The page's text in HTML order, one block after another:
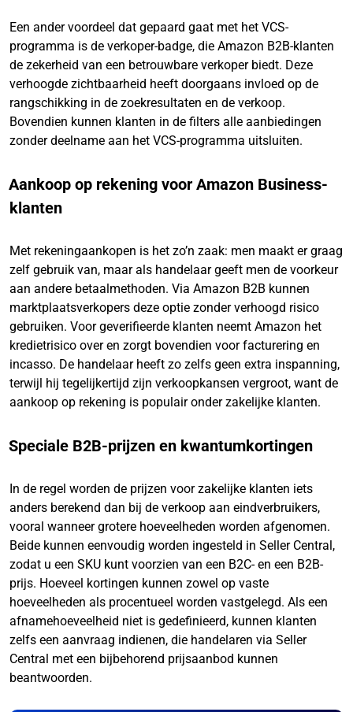
Een ander voordeel dat gepaard gaat met het VCS-
programma is de verkoper-badge, die Amazon B2B-klanten
de zekerheid van een betrouwbare verkoper biedt. Deze
verhoogde zichtbaarheid heeft doorgaans invloed op de
rangschikking in de zoekresultaten en de verkoop.
Bovendien kunnen klanten in de filters alle aanbiedingen
zonder deelname aan het VCS-programma uitsluiten.
Aankoop op rekening voor Amazon Business-
klanten
Met rekeningaankopen is het zo’n zaak: men maakt er graag
zelf gebruik van, maar als handelaar geeft men de voorkeur
aan andere betaalmethoden. Via Amazon B2B kunnen
marktplaatsverkopers deze optie zonder verhoogd risico
gebruiken. Voor geverifieerde klanten neemt Amazon het
kredietrisico over en zorgt bovendien voor facturering en
incasso. De handelaar heeft zo zelfs geen extra inspanning,
terwijl hij tegelijkertijd zijn verkoopkansen vergroot, want de
aankoop op rekening is populair onder zakelijke klanten.
Speciale B2B-prijzen en kwantumkortingen
In de regel worden de prijzen voor zakelijke klanten iets
anders berekend dan bij de verkoop aan eindverbruikers,
vooral wanneer grotere hoeveelheden worden afgenomen.
Beide kunnen eenvoudig worden ingesteld in Seller Central,
zodat u een SKU kunt voorzien van een B2C- en een B2B-
prijs. Hoeveel kortingen kunnen zowel op vaste
hoeveelheden als procentueel worden vastgelegd. Als een
afnamehoeveelheid niet is gedefinieerd, kunnen klanten
zelfs een aanvraag indienen, die handelaren via Seller
Central met een bijbehorend prijsaanbod kunnen
beantwoorden.